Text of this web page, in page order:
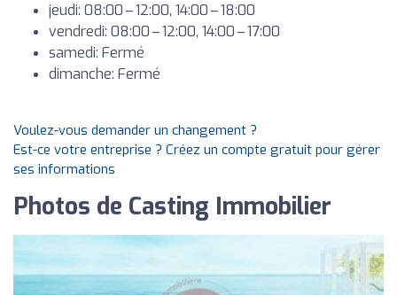
jeudi: 08:00 – 12:00, 14:00 – 18:00
vendredi: 08:00 – 12:00, 14:00 – 17:00
samedi: Fermé
dimanche: Fermé
Voulez-vous demander un changement ?
Est-ce votre entreprise ? Créez un compte gratuit pour gérer
ses informations
Photos de Casting Immobilier